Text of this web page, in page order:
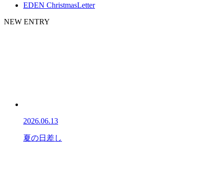
EDEN ChristmasLetter
NEW ENTRY
2026.06.13
夏の日差し